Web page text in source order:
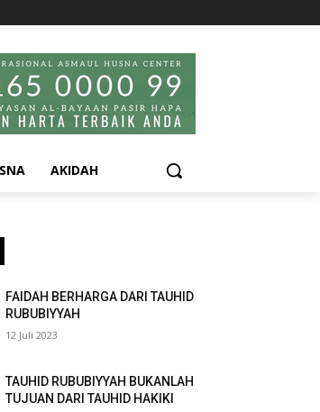
AKIDAH
FAIDAH BERHARGA DARI TAUHID
RUBUBIYYAH
12 Juli 2023
TAUHID RUBUBIYYAH BUKANLAH
TUJUAN DARI TAUHID HAKIKI